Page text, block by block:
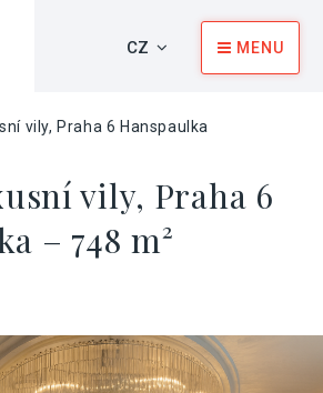
CZ MENU
vily, Praha 6 Hanspaulka
vily, Praha 6
– 748 m²